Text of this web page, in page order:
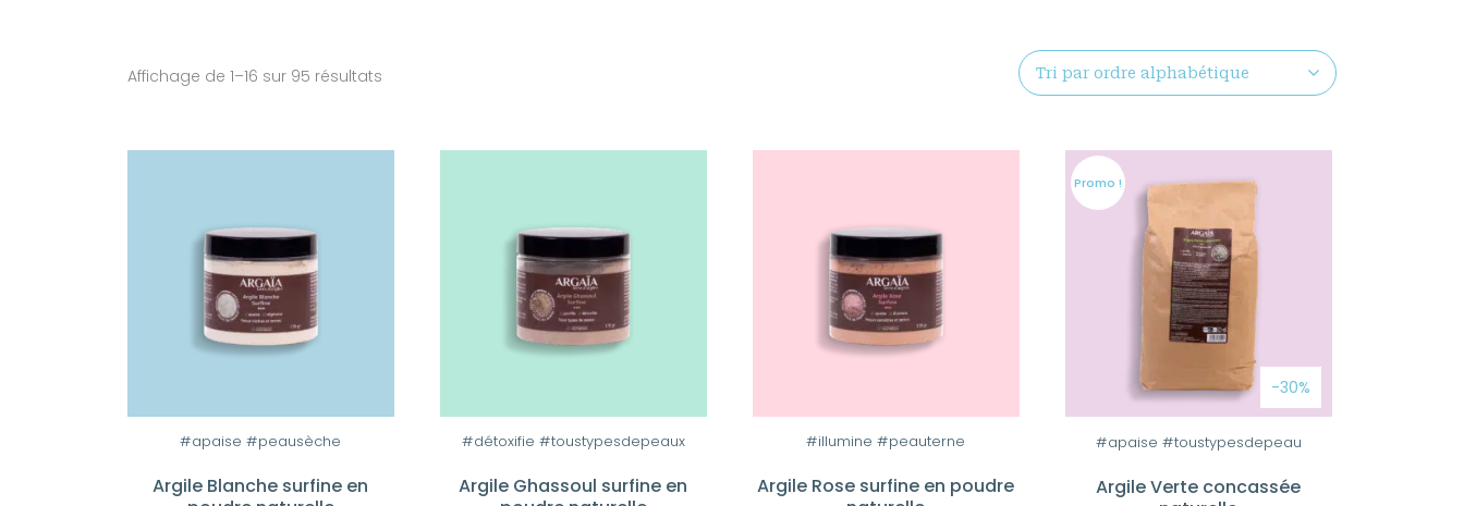
Affichage de 1–16 sur 95 résultats
#apaise #peausèche
Argile Blanche surfine en
#détoxifie #toustypesdepeaux
Argile Ghassoul surfine en
#illumine #peauterne
Argile Rose surfine en poudre
Promo !
-30%
#apaise #toustypesdepeau
Argile Verte concassée